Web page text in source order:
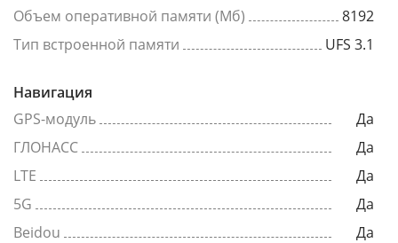
Объем оперативной памяти (Мб)
8192
Тип встроенной памяти
UFS 3.1
Навигация
GPS-модуль
Да
ГЛОНАСС
Да
LTE
Да
5G
Да
Beidou
Да